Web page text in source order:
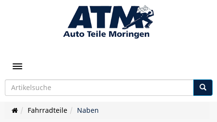
Toggle navigation
Fahrradteile Naben